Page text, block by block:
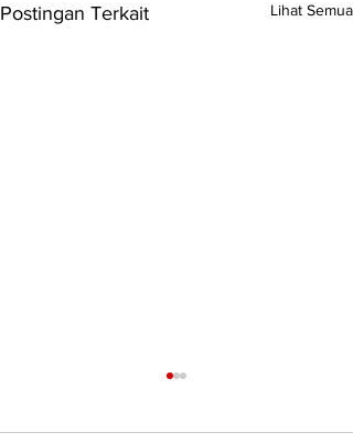
Postingan Terkait Lihat Semua